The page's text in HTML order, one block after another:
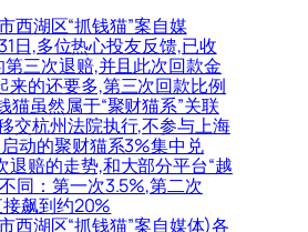
西湖区“抓钱猫”案自媒
日,多位热心投友反馈,已收
第三次退赔,并且此次回款金
来的还要多,第三次回款比例
猫虽然属于“聚财猫系”关联
交杭州法院执行,不参与上海
动的聚财猫系3%集中兑
退赔的走势,和大部分平台“越
同：第一次3.5%,第二次
飙到约20%
西湖区“抓钱猫”案自媒体)各